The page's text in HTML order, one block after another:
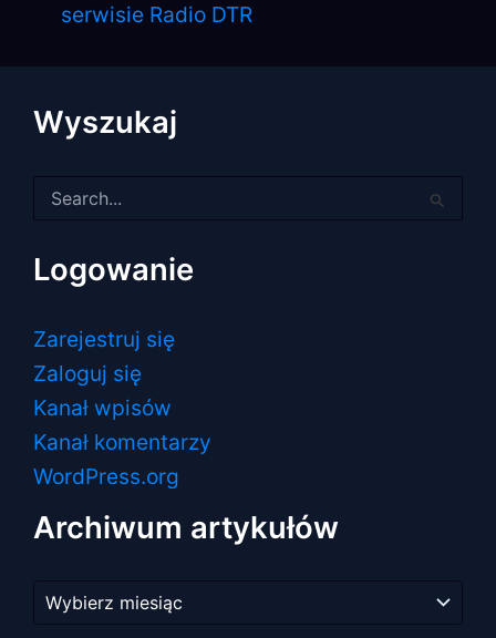
serwisie Radio DTR
Wyszukaj
dla:
Logowanie
Zarejestruj się
Zaloguj się
Kanał wpisów
Kanał komentarzy
WordPress.org
Archiwum artykułów
artykułów